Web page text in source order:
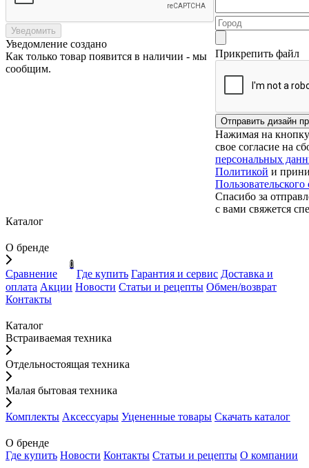
Уведомить
Уведомление создано
Как только товар появится в наличии - мы
сообщим.
Прикрепить файл
Нажимая на
свое согласие на
персональных
Политикой и
Спасибо за
с вами свяжется
Каталог
О бренде
Сравнение
0
Где купить Гарантия и сервис Доставка и
оплата Акции Новости Статьи и рецепты Обмен/возврат
Контакты
Каталог
Встраиваемая техника
Отдельностоящая техника
Малая бытовая техника
Комплекты Аксессуары Уцененные товары Скачать каталог
О бренде
Где купить Новости Контакты Статьи и рецепты О компании